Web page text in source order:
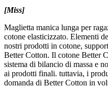
[Miss]
Maglietta manica lunga per
cotone elasticizzato. Elementi
nostri prodotti in cotone,
Better Cotton. Il cotone Better
sistema di bilancio di massa e
ai prodotti finali. tuttavia, i
domanda di Better Cotton in